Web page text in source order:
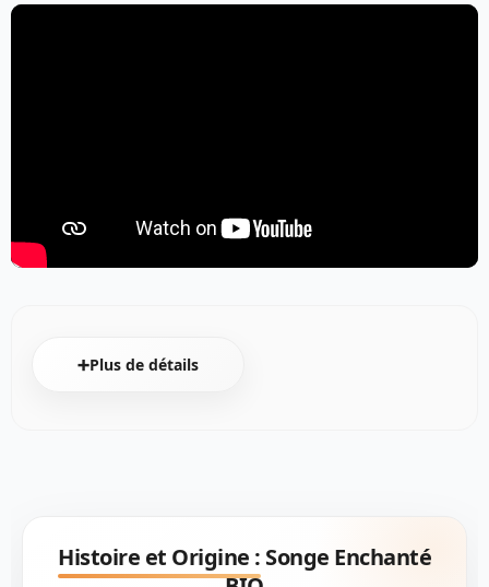
➕Plus de détails
Histoire et Origine : Songe Enchanté